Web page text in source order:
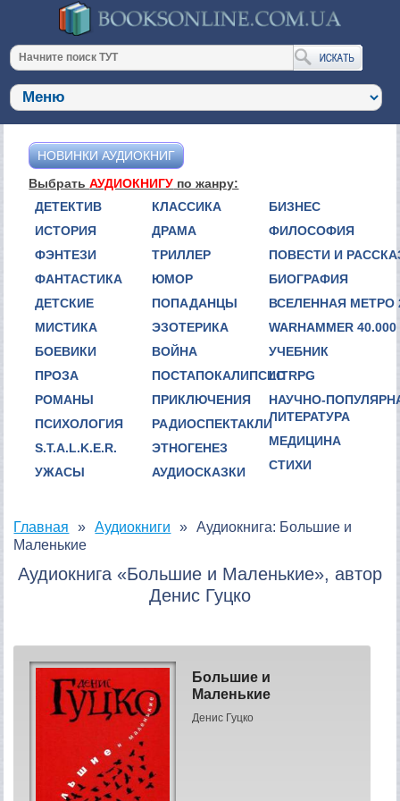
НОВИНКИ АУДИОКНИГ
ВыбратьАУДИОКНИГУ по жанру:
ДЕТЕКТИВ
ИСТОРИЯ
ФЭНТЕЗИ
ФАНТАСТИКА
ДЕТСКИЕ
МИСТИКА
БОЕВИКИ
ПРОЗА
РОМАНЫ
ПСИХОЛОГИЯ
S.T.A.L.K.E.R.
УЖАСЫ
КЛАССИКА
ДРАМА
ТРИЛЛЕР
ЮМОР
ПОПАДАНЦЫ
ЭЗОТЕРИКА
ВОЙНА
ПОСТАПОКАЛИПСИС
ПРИКЛЮЧЕНИЯ
РАДИОСПЕКТАКЛИ
ЭТНОГЕНЕЗ
АУДИОСКАЗКИ
БИЗНЕС
ФИЛОСОФИЯ
ПОВЕСТИ И
БИОГРАФИЯ
ВСЕЛЕННАЯ МЕТРО
WARHAMMER 40.000
УЧЕБНИК
LITRPG
НАУЧНО-
ЛИТЕРАТУРА
МЕДИЦИНА
СТИХИ
Главная Аудиокниги
Аудиокнига: Большие и
Маленькие
Аудиокнига «Большие и Маленькие», автор
Денис Гуцко
Большие и
Маленькие
Денис Гуцко